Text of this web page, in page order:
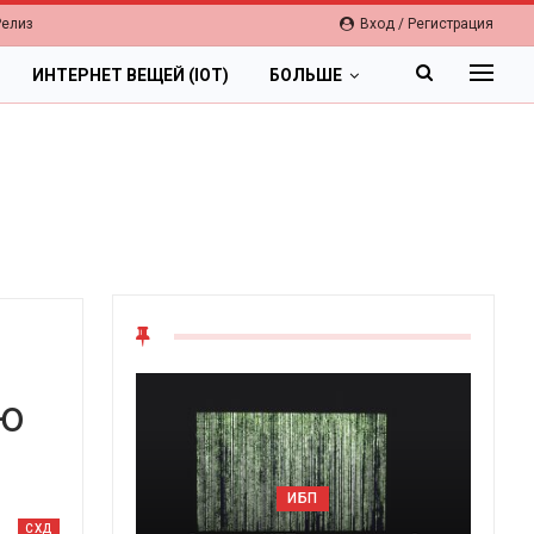
Вход / Регистрация
ИНТЕРНЕТ ВЕЩЕЙ (IOT) БОЛЬШЕ
СХД
ИБП